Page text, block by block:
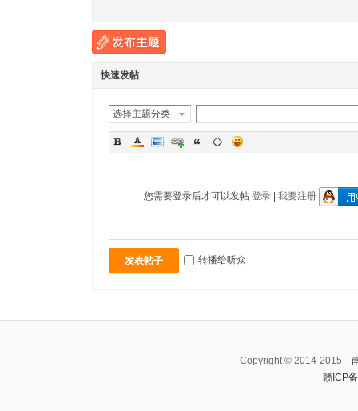
快速发帖
选择主题分类
您需要登录后才可以发帖 登录| 我要注册
发表帖子 转播给听众
Copyright © 2014-2015
赣ICP